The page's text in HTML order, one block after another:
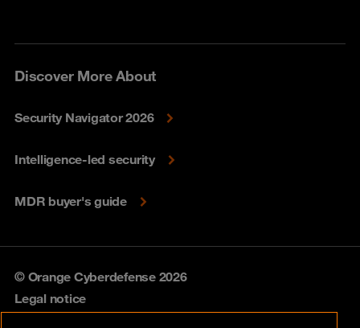
Discover More About
Security Navigator 2026
Intelligence-led security
MDR buyer's guide
© Orange Cyberdefense 2026
Legal notice